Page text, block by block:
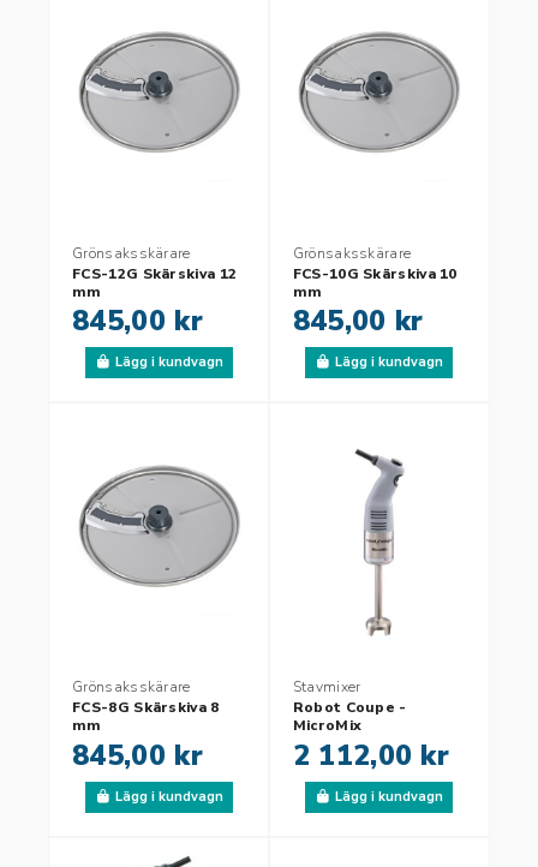
Grönsaksskärare
FCS-12G Skärskiva 12
mm
845,00 kr
Lägg i kundvagn
Grönsaksskärare
FCS-10G Skärskiva 10
mm
845,00 kr
Lägg i kundvagn
Grönsaksskärare
FCS-8G Skärskiva 8
mm
845,00 kr
Lägg i kundvagn
Stavmixer
Robot Coupe -
MicroMix
2 112,00 kr
Lägg i kundvagn